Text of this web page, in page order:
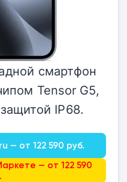
смартфон
Tensor G5,
IP68.
— от 122 590 руб.
— от 122 590